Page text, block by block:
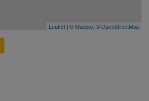
Leaflet | © Mapbox ©OpenStreetMap